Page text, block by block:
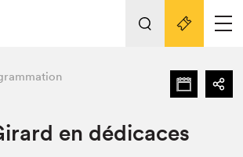
2022 Nos activités
en dédicaces